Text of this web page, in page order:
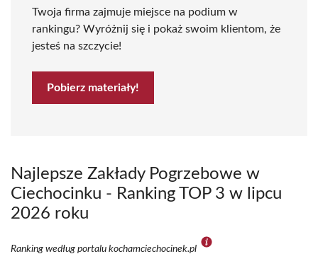
Twoja firma zajmuje miejsce na podium w
rankingu? Wyróżnij się i pokaż swoim klientom, że
jesteś na szczycie!
Pobierz materiały!
Najlepsze Zakłady Pogrzebowe w
Ciechocinku - Ranking TOP 3 w lipcu
2026 roku
Ranking według portalu kochamciechocinek.pl